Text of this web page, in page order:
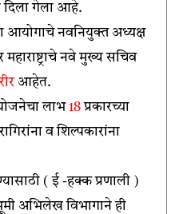
दिला गेला आहे.
आयोगाचे नवनियुक्त अध्यक्ष
महाराष्ट्राचे नवे मुख्य सचिव
आहेत.
योजनेचा लाभ18प्रकारच्या
व शिल्पकारांना
( ई -हक्क प्रणाली )
अभिलेख विभागाने ही